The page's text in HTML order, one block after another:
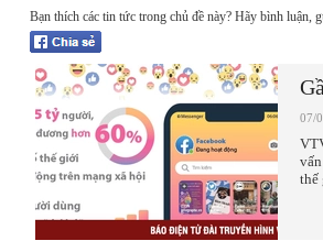
Bạn thích các tin tức trong chủ đề này? Hãy bình luận,
07/
thế